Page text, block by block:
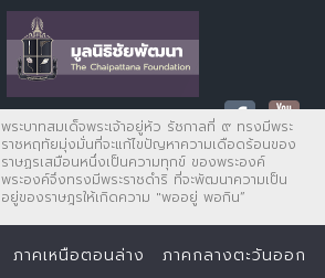
พระบาทสมเด็จพระเจ้าอยู่หัว รัชกาลที่ ๙ ทรงมีพระ
ราชหฤทัยมุ่งมั่นที่จะแก้ไขปัญหาความเดือดร้อนของ
ราษฏรเสมือนหนึ่งเป็นความทุกข์ ของพระองค์
พระองค์จึงทรงมีพระราชดำริ ที่จะพัฒนาความเป็น
อยู่ของราษฎรให้เกิดความ "พออยู่ พอกิน”
ภาคเหนือตอนล่าง ภาคกลางตะวันออก